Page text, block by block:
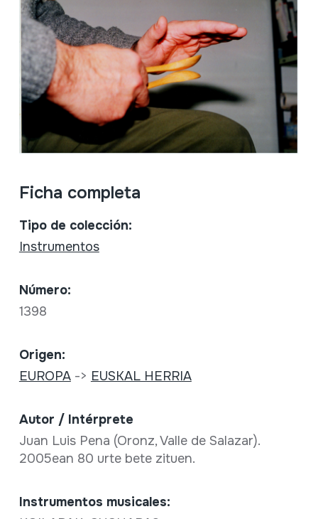
Ficha completa
Tipo de colección:
Instrumentos
Número:
1398
Origen:
EUROPA-> EUSKAL HERRIA
Autor / Intérprete
Juan Luis Pena (Oronz, Valle de Salazar).
2005ean 80 urte bete zituen.
Instrumentos musicales: